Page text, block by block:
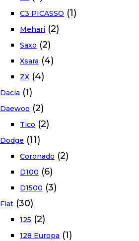
C3 PICASSO (1)
Mehari (2)
Saxo (2)
Xsara (4)
ZX (4)
Dacia (1)
Daewoo (2)
Tico (2)
Dodge (11)
Coronado (2)
D100 (6)
D1500 (3)
Fiat (30)
125 (2)
128 Europa (1)